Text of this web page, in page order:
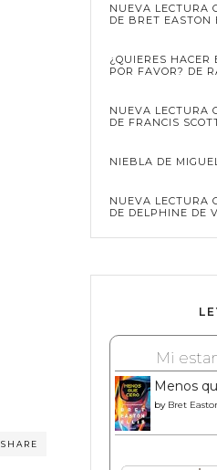
SHARE
NUEVA LECTURA
DE BRET EASTON
¿QUIERES HACER
POR FAVOR? DE
NUEVA LECTURA
DE FRANCIS
NIEBLA DE
NUEVA LECTURA
DE DELPHINE DE
Mi
Menos
by Bret